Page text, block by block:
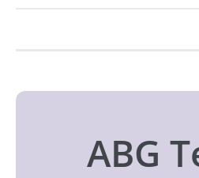
ABG